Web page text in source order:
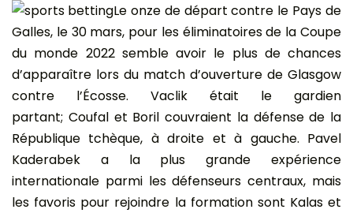
Le onze de départ contre le Pays de
Galles, le 30 mars, pour les éliminatoires de la Coupe
du monde 2022 semble avoir le plus de chances
d’apparaître lors du match d’ouverture de Glasgow
contre l’Écosse. Vaclik était le gardien
partant; Coufal et Boril couvraient la défense de la
République tchèque, à droite et à gauche. Pavel
Kaderabek a la plus grande expérience
internationale parmi les défenseurs centraux, mais
les favoris pour rejoindre la formation sont Kalas et